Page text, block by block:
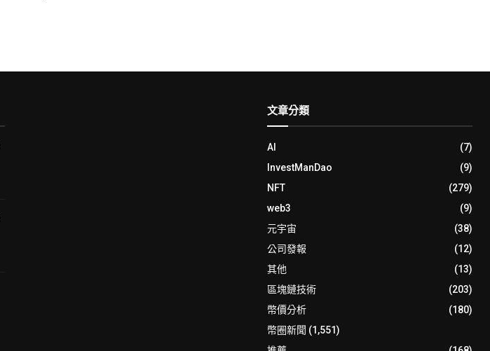
文章分類
AI
(7)
InvestManDao
(9)
NFT
(279)
web3
(9)
元宇宙
(38)
公司發報
(12)
其他
(13)
區塊鏈技術
(203)
幣價分析
(180)
幣圈新聞 (1,551)